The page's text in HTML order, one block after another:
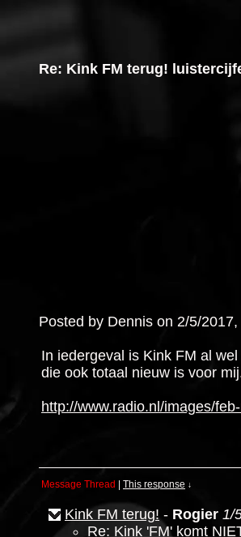
Re: Kink FM terug!
Posted by Dennis on 2/5/
In iedergeval is Kink FM al
die ook totaal nieuw is voor
http://www.radio.nl/images/
Message Thread This response ↓
Kink FM terug! - Rogier 1/
Re: Kink 'FM' komt